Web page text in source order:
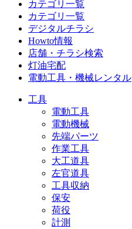
カテゴリ一覧
カテゴリ一覧
デジタルチラシ
Howto情報
店舗・チラシ検索
灯油宅配
電動工具・機械レンタル
工具
電動工具
電動機械
先端パーツ
作業工具
大工道具
左官道具
工具収納
保安
荷役
計測